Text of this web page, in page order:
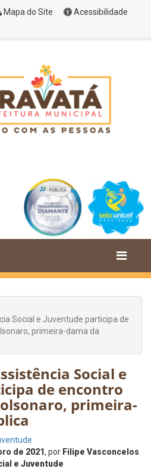
Mapa do Site
Acessibilidade
Social e Juventude participa de
primeira-dama da
Social e
de encontro
primeira-
de 2021, por Filipe Vasconcelos
e Juventude